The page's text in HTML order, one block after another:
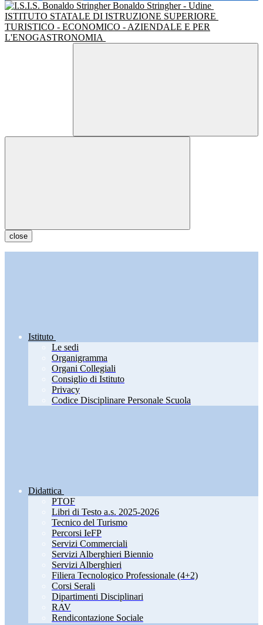
Bonaldo Stringher - Udine
ISTITUTO STATALE DI ISTRUZIONE SUPERIORE
TURISTICO - ECONOMICO - AZIENDALE E PER
L'ENOGASTRONOMIA
close
Istituto
Le sedi
Organigramma
Organi Collegiali
Consiglio di Istituto
Privacy
Codice Disciplinare Personale Scuola
Didattica
PTOF
Libri di Testo a.s. 2025-2026
Tecnico del Turismo
Percorsi IeFP
Servizi Commerciali
Servizi Alberghieri Biennio
Servizi Alberghieri
Filiera Tecnologico Professionale (4+2)
Corsi Serali
Dipartimenti Disciplinari
RAV
Rendicontazione Sociale